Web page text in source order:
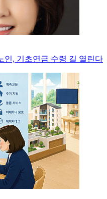
인, 기초연금 수령 길 열린다